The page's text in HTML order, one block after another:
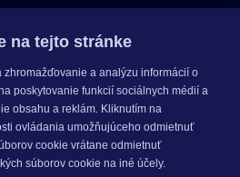
Právne dokumenty
Odporúčaná
verziíMobilné aplikácie
Právne dokumentyOdporúčaná
verziíMobilné aplikácie
na tejto stránke
a analýzu informácií o
poskytovanie funkcií sociálnych médií a
obsahu a reklám. Kliknutím na
ovládania umožňujúceho odmietnuť
cookie vrátane odmietnuť
súborov cookie na iné účely.